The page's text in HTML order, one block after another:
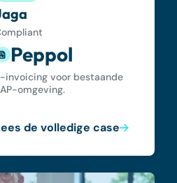
Peppol
invoicing voor bestaande
omgeving.
de volledige case